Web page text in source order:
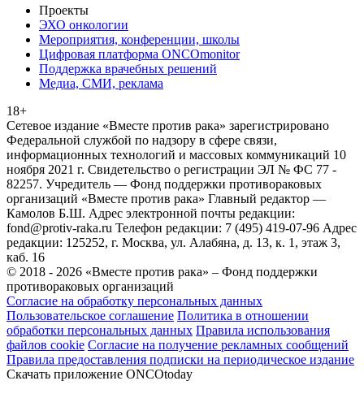
Проекты
ЭХО онкологии
Мероприятия, конференции, школы
Цифровая платформа ONCOmonitor
Поддержка врачебных решений
Медиа, СМИ, реклама
18+
Сетевое издание «Вместе против рака» зарегистрировано
Федеральной службой по надзору в сфере связи,
информационных технологий и массовых коммуникаций 10
ноября 2021 г. Свидетельство о регистрации ЭЛ № ФС 77 -
82257. Учредитель — Фонд поддержки противораковых
организаций «Вместе против рака» Главный редактор —
Камолов Б.Ш. Адрес электронной почты редакции:
fond@protiv-raka.ru Телефон редакции: 7 (495) 419-07-96 Адрес
редакции: 125252, г. Москва, ул. Алабяна, д. 13, к. 1, этаж 3,
каб. 16
© 2018 - 2026 «Вместе против рака» – Фонд поддержки
противораковых организаций
Согласие на обработку персональных данных
Пользовательское соглашение Политика в отношении
обработки персональных данных Правила использования
файлов cookie Согласие на получение рекламных сообщений
Правила предоставления подписки на периодическое издание
Скачать приложение ONCOtoday